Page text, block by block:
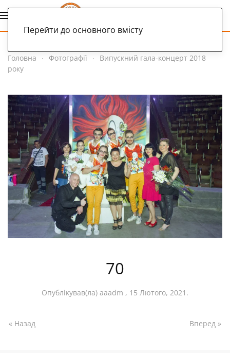
Перейти до основного вмісту
Головна Фотографії
Випускний гала-концерт 2018
року
70
Опублікував(ла) aaadm , 15 Лютого, 2021 .
« Назад Вперед »